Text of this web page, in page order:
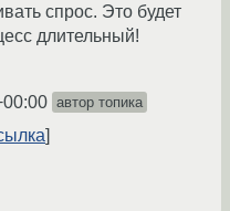
спрос. Это будет
длительный!
автор топика